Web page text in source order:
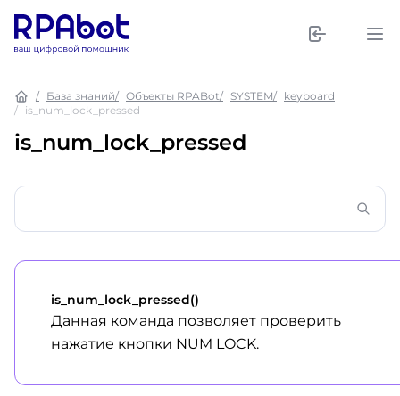
База знаний Объекты RPABot SYSTEM
keyboard
is_num_lock_pressed
is_num_lock_pressed
is_num_lock_pressed()
Данная команда позволяет проверить
нажатие кнопки NUM LOCK.